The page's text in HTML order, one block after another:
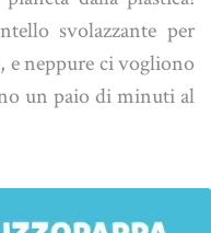
svolazzante per
neppure ci vogliono
un paio di minuti al